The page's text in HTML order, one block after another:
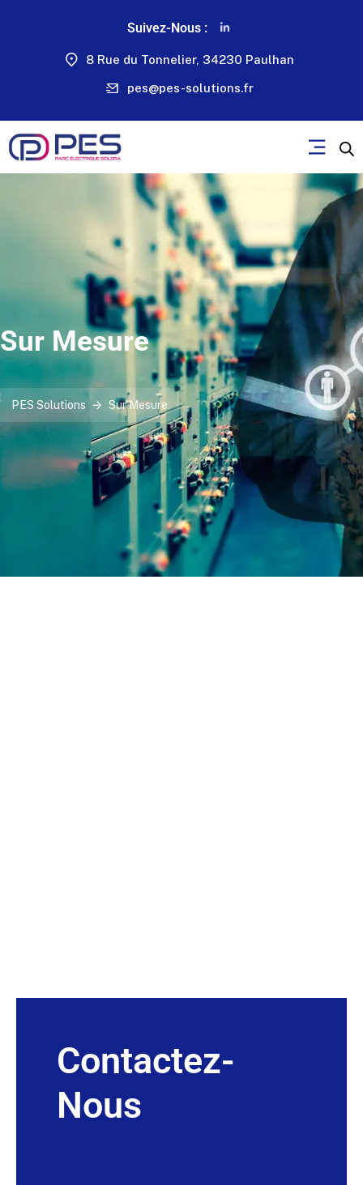
Suivez-Nous :
8 Rue du Tonnelier, 34230 Paulhan
pes@pes-solutions.fr
Sur Mesure
PES Solutions Sur Mesure
Contactez-
Nous